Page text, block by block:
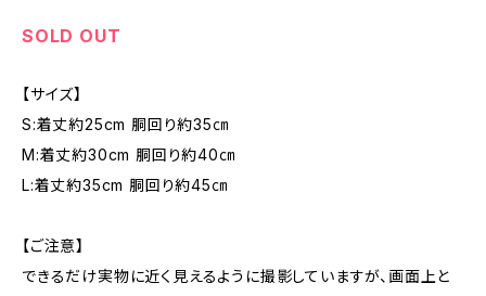
SOLD OUT
【サイズ】
S:着丈約25cm 胴回り約35㎝
M:着丈約30cm 胴回り約40㎝
L:着丈約35cm 胴回り約45㎝
【ご注意】
できるだけ実物に近く見えるように撮影していますが、画面上と